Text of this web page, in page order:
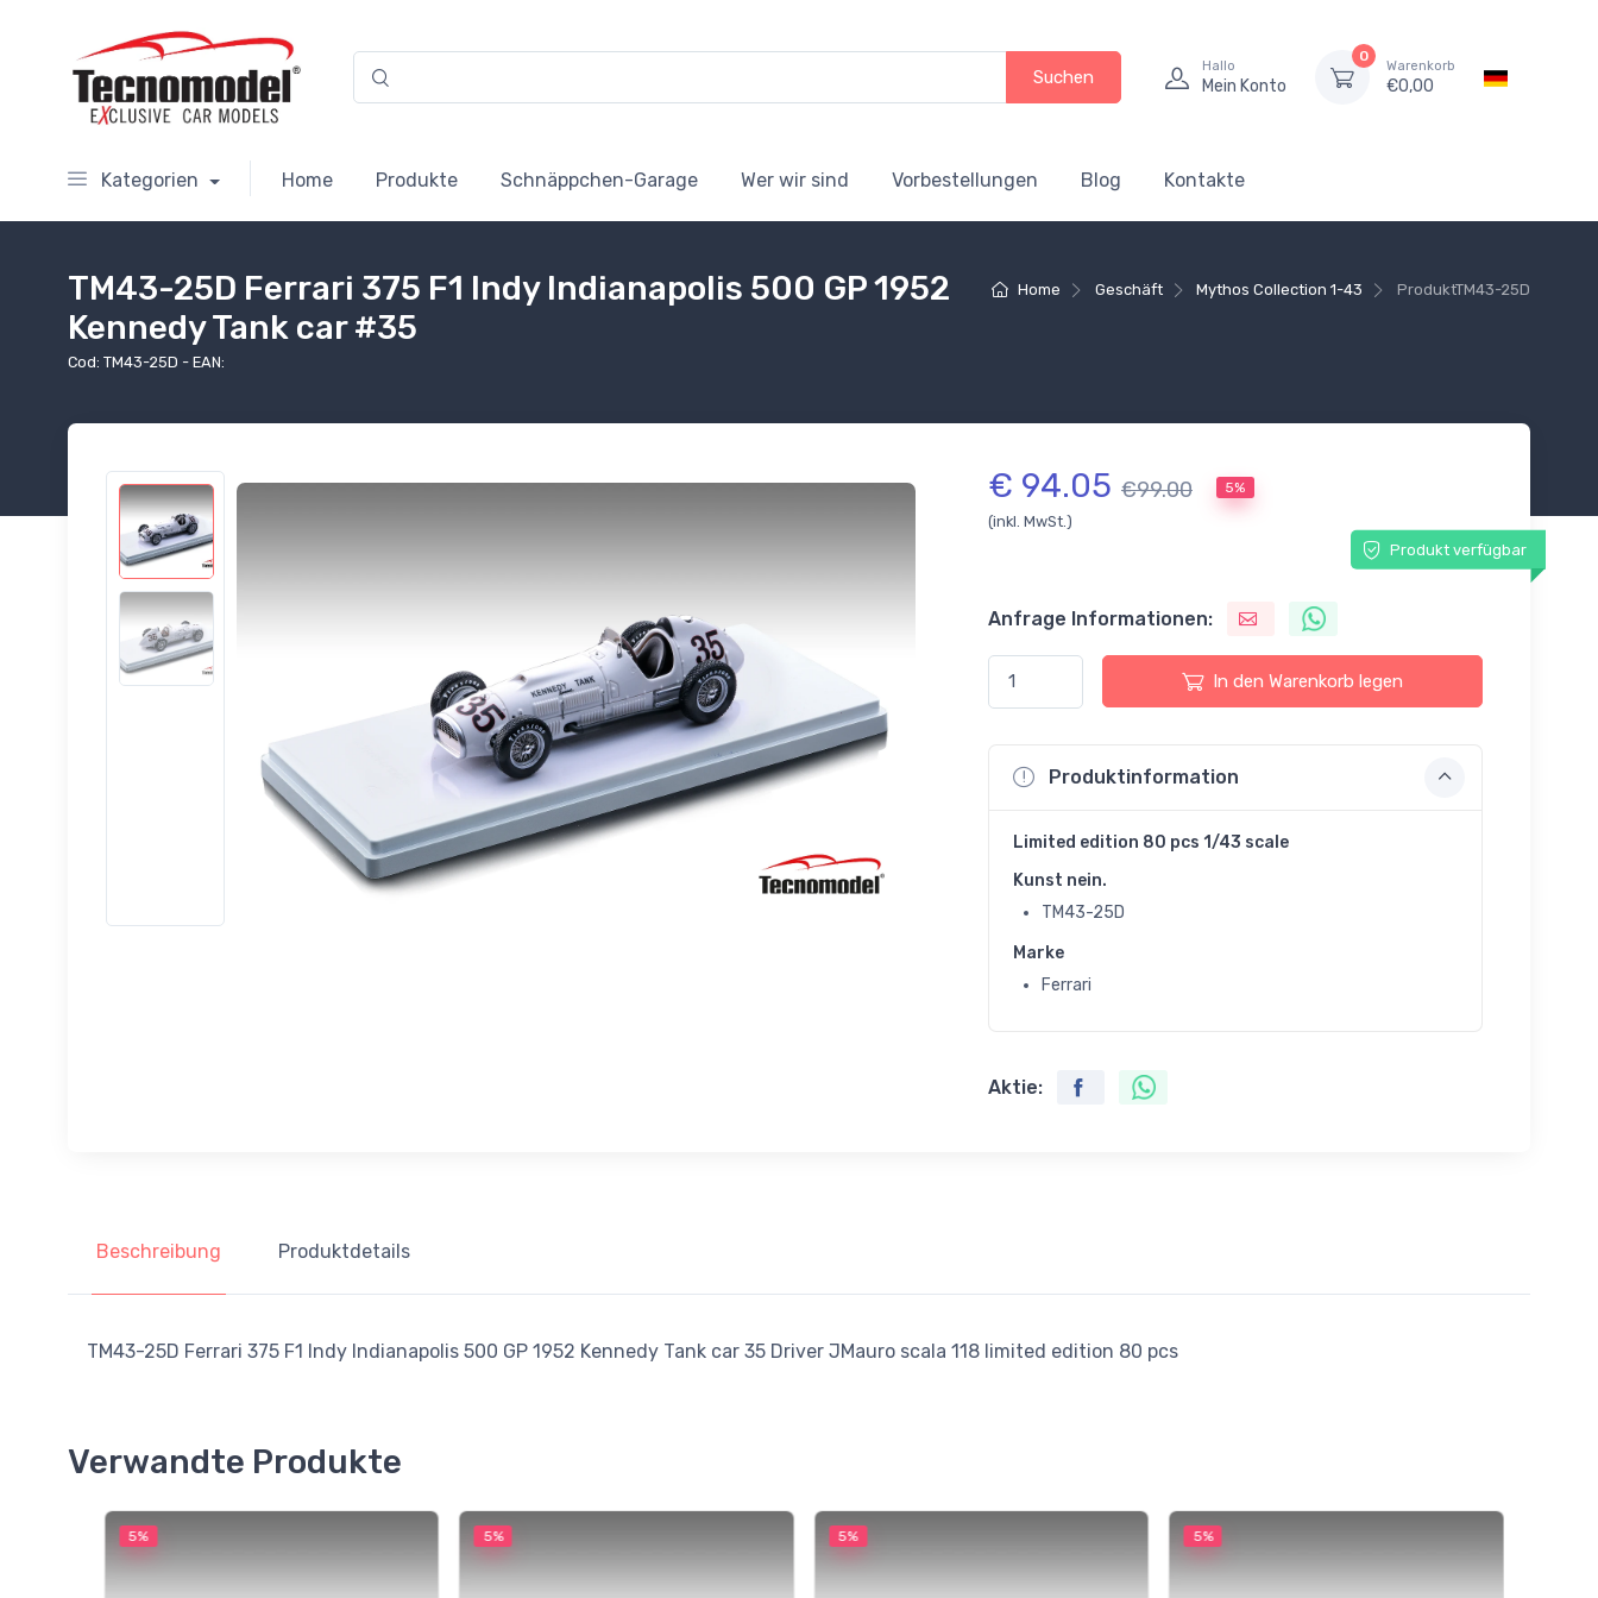
Suchen
Hallo
Mein Konto
0
Warenkorb
€0,00
Kategorien Home Produkte Schnäppchen-Garage Wer wir sind Vorbestellungen Blog Kontakte
Home Geschäft Mythos Collection 1-43 ProduktTM43-25D
TM43-25D Ferrari 375 F1 Indy Indianapolis 500 GP 1952
Kennedy Tank car #35
Cod: TM43-25D - EAN:
€ 94.05 €99.00 5%
(inkl. MwSt.)
Produkt verfügbar
Anfrage Informationen:
In den Warenkorb legen
Produktinformation
Limited edition 80 pcs 1/43 scale
Kunst nein.
TM43-25D
Marke
Ferrari
Aktie:
Beschreibung Produktdetails
TM43-25D Ferrari 375 F1 Indy Indianapolis 500 GP 1952 Kennedy Tank car 35 Driver JMauro scala 118 limited edition 80 pcs
Verwandte Produkte
5% 5% 5% 5%